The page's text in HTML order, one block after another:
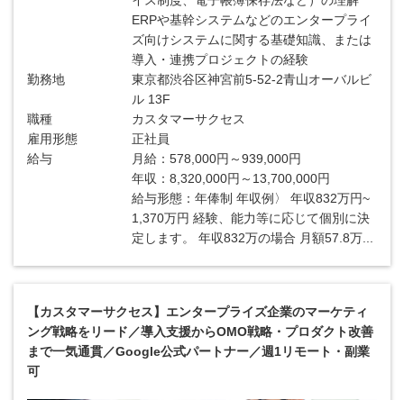
ERPや基幹システムなどのエンタープライ
ズ向けシステムに関する基礎知識、または
導入・連携プロジェクトの経験
勤務地
東京都渋谷区神宮前5-52-2青山オーバルビ
ル 13F
職種
カスタマーサクセス
雇用形態
正社員
給与
月給：578,000円～939,000円
年収：8,320,000円～13,700,000円
給与形態：年俸制 年収例〉 年収832万円~
1,370万円 経験、能力等に応じて個別に決
定します。 年収832万の場合 月額57.8万...
【カスタマーサクセス】エンタープライズ企業のマーケティ
ング戦略をリード／導入支援からOMO戦略・プロダクト改善
まで一気通貫／Google公式パートナー／週1リモート・副業
可